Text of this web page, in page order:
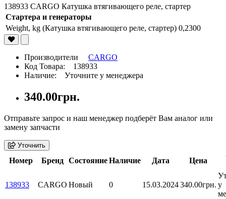
138933 CARGO Катушка втягивающего реле, стартер
Стартера и генераторы
Weight, kg (Катушка втягивающего реле, стартер) 0,2300
Производители CARGO
Код Товара: 138933
Наличие: Уточните у менеджера
340.00грн.
Отправьте запрос и наш менеджер подберёт Вам аналог или
замену запчасти
Уточнить
Номер Бренд СостояниеНаличие Дата Цена
138933 CARGO Новый 0 15.03.2024340.00грн. у